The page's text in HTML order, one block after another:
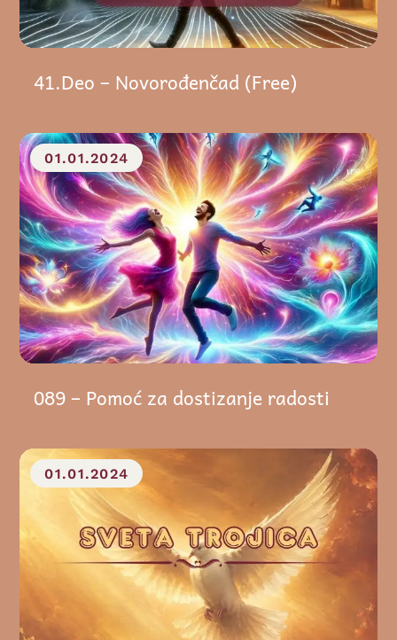
41.Deo – Novorođenčad (Free)
01.01.2024
089 – Pomoć za dostizanje radosti
01.01.2024